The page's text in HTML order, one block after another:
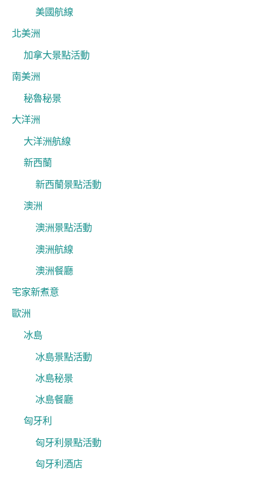
美國航線
北美洲
加拿大景點活動
南美洲
秘魯秘景
大洋洲
大洋洲航線
新西蘭
新西蘭景點活動
澳洲
澳洲景點活動
澳洲航線
澳洲餐廳
宅家新煮意
歐洲
冰島
冰島景點活動
冰島秘景
冰島餐廳
匈牙利
匈牙利景點活動
匈牙利酒店